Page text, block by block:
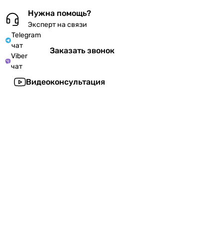
Нужна помощь?
Эксперт на связи
Telegram
чат
Viber
чат
Заказать звонок
Видеоконсультация